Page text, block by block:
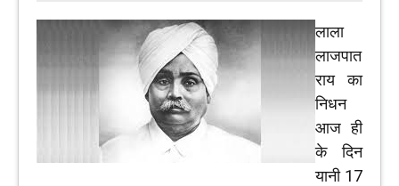
लाला
लाजपात
राय का
निधन
आज ही
के दिन
यानी 17